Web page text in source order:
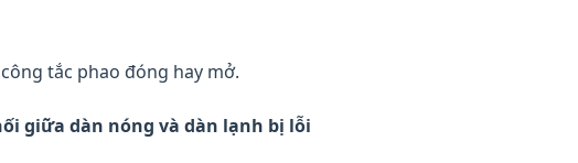
tắc phao đóng hay mở.
giữa dàn nóng và dàn lạnh bị lỗi